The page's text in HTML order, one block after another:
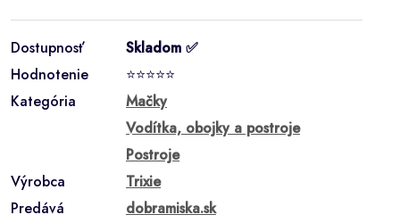
Dostupnosť
Skladom ✅
Hodnotenie
⭐⭐⭐⭐⭐
Kategória
Mačky
Vodítka, obojky a postroje
Postroje
Výrobca
Trixie
Predává
dobramiska.sk